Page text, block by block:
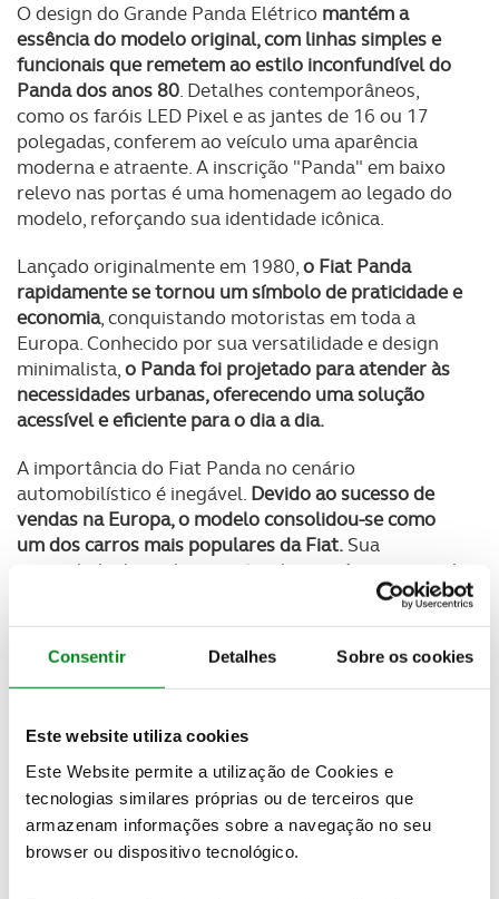
Consentir Detalhes Sobre os cookies
Este website utiliza cookies
Este Website permite a utilização de Cookies e
tecnologias similares próprias ou de terceiros que
armazenam informações sobre a navegação no seu
browser ou dispositivo tecnológico.
O design do Grande Panda Elétrico mantém a
essência do modelo original, com linhas simples e
funcionais que remetem ao estilo inconfundível do
Panda dos anos 80. Detalhes contemporâneos,
como os faróis LED Pixel e as jantes de 16 ou 17
polegadas, conferem ao veículo uma aparência
moderna e atraente. A inscrição "Panda" em baixo
relevo nas portas é uma homenagem ao legado do
modelo, reforçando sua identidade icônica.
Lançado originalmente em 1980,o Fiat Panda
rapidamente se tornou um símbolo de praticidade e
economia, conquistando motoristas em toda a
Europa. Conhecido por sua versatilidade e design
minimalista,o Panda foi projetado para atender às
necessidades urbanas, oferecendo uma solução
acessível e eficiente para o dia a dia.
A importância do Fiat Panda no cenário
automobilístico é inegável. Devido ao sucesso de
vendas na Europa, o modelo consolidou-se como
um dos carros mais populares da Fiat. Sua
capacidade de evoluir mantendo a essência original
demonstra a habilidade da marca em inovar sem
perder a identidade.O Grande Panda Elétrico é a
continuidade dessa trajetória, alinhando-se às
Pensado para a vida urbana, o Grande Panda
Elétrico destaca-se pela praticidade.Com 3,99
metros de comprimento, oferece espaço interno
confortável para cinco ocupantese soluções
inteligentes de armazenamento, incluindo um